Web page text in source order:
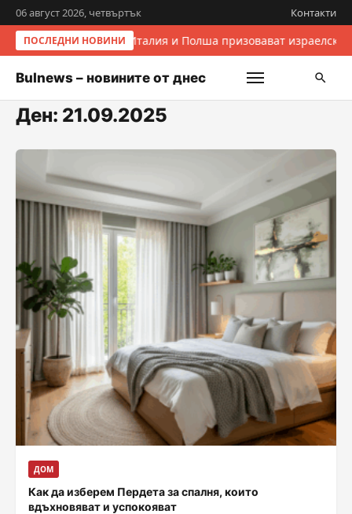
06 август 2026, четвъртък Контакти
ПОСЛЕДНИ НОВИНИ Италия и Полша призовават
Bulnews – новините от днес
Ден: 21.09.2025
ДОМ
Как да изберем Пердета за спалня, които
вдъхновяват и успокояват